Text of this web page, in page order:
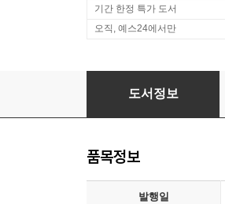
기간 한정 특가 도서
오직, 예스24에서만
아무튼, 여름
도서정보
품목정보
발행일